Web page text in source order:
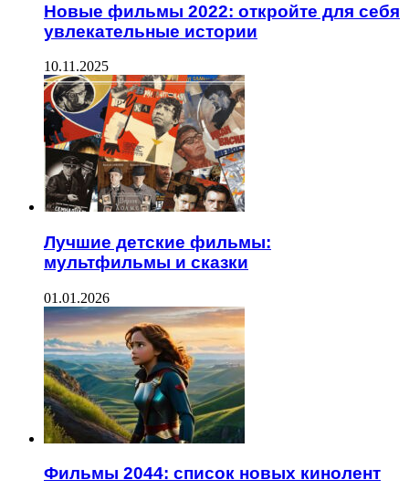
Новые фильмы 2022: откройте для себя
увлекательные истории
10.11.2025
Лучшие детские фильмы:
мультфильмы и сказки
01.01.2026
Фильмы 2044: список новых кинолент